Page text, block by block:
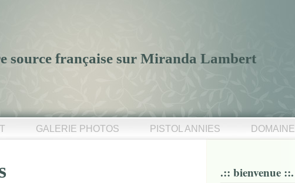
source française sur Miranda Lambert
GALERIE PHOTOS PISTOL ANNIES DOMAINE
.:: bienvenue ::.